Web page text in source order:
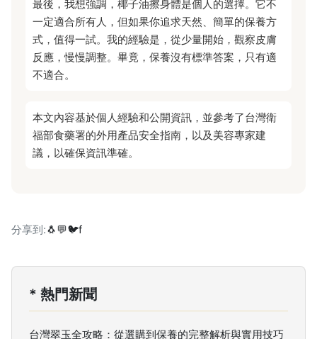
最後，我想強調，椰子油擦身體是個人的選擇。它不
一定適合所有人，但如果你追求天然、簡單的保養方
式，值得一試。我的經驗是，從少量開始，觀察皮膚
反應，慢慢調整。畢竟，保養沒有標準答案，只有適
不適合。
本文內容基於個人經驗和公開資訊，並參考了台灣衛
福部食藥署的外用產品安全指南，以及美容專家建
議，以確保資訊準確。
分享到:🐧💬🐦f
* 熱門新聞
台灣翠玉全攻略：從選購到保養的完整解析與實用技巧